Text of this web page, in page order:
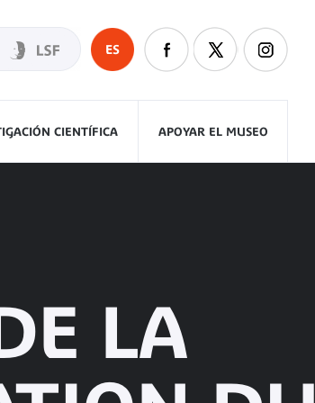
ES
CIENTÍFICA APOYAR EL MUSEO
LA